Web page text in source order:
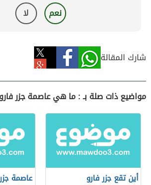
نعم لا
شارك المقالة
مواضيع ذات صلة بـ : ما هي عاصمة جزر فارو
أين تقع جزر فارو عاصمة